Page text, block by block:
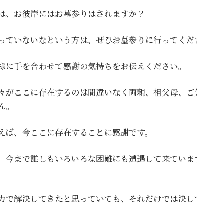
、お彼岸にはお墓参りはされますか？
ていないなという方は、ぜひお墓参りに行ってくだ
に手を合わせて感謝の気持ちをお伝えください。
がここに存在するのは間違いなく両親、祖父母、
ば、今ここに存在することに感謝です。
今まで誰しもいろいろな困難にも遭遇して来てい
で解決してきたと思っていても、それだけでは決し